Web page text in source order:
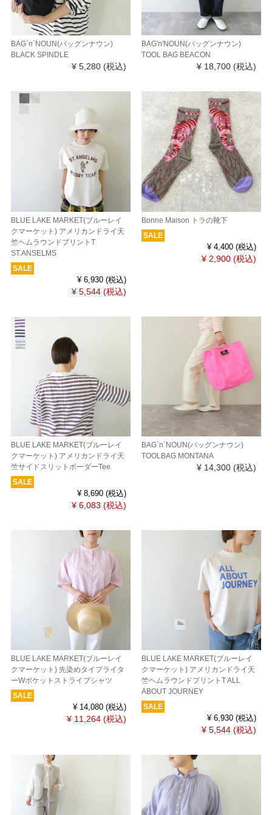
BAG`n`NOUN(バッグンナウン)
BLACK SPINDLE
¥ 5,280 (税込)
BAG'n'NOUN(バッグンナウン)
TOOL BAG BEACON
¥ 18,700 (税込)
BLUE LAKE MARKET(ブルーレイ
クマーケット) アメリカンドライ天
竺ヘムラウンドプリントT
ST.ANSELMS
SALE
¥ 6,930 (税込)
¥ 5,544 (税込)
Bonne Maison トラの靴下
SALE
¥ 4,400(税込)
¥ 2,900(税込)
BLUE LAKE MARKET(ブルーレイ
クマーケット) アメリカンドライ天
竺サイドスリットボーダーTee
SALE
¥ 8,690 (税込)
¥ 6,083 (税込)
BAG`n`NOUN(バッグンナウン)
TOOLBAG MONTANA
¥ 14,300 (税込)
BLUE LAKE MARKET(ブルーレイ
クマーケット) 先染めタイプライタ
ーWポケットストライプシャツ
SALE
¥ 14,080 (税込)
¥ 11,264 (税込)
BLUE LAKE MARKET(ブルーレイ
クマーケット) アメリカンドライ天
竺ヘムラウンドプリントT ALL
ABOUT JOURNEY
SALE
¥ 6,930(税込)
¥ 5,544(税込)